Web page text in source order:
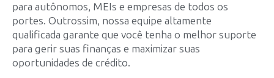
para autônomos, MEIs e empresas de todos os
portes. Outrossim, nossa equipe altamente
qualificada garante que você tenha o melhor suporte
para gerir suas finanças e maximizar suas
oportunidades de crédito.